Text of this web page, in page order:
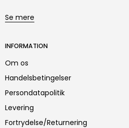
Se mere
INFORMATION
Om os
Handelsbetingelser
Persondatapolitik
Levering
Fortrydelse/Returnering